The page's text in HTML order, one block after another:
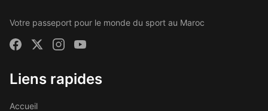
Votre passeport pour le monde du sport au Maroc
Liens rapides
Accueil